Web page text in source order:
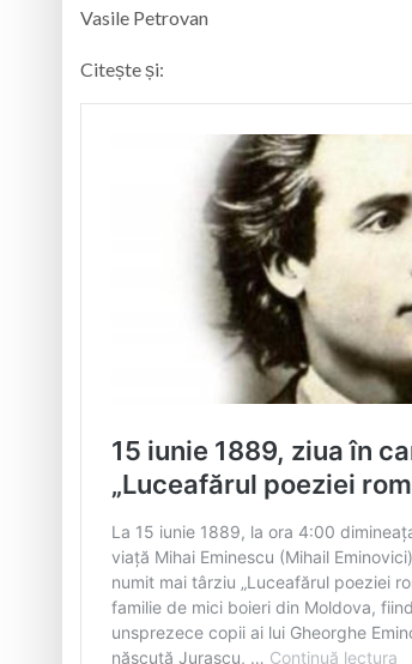
Vasile Petrovan
Citește și: